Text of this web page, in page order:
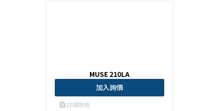
MUSE 210LA
加入詢價
feed詳細規格